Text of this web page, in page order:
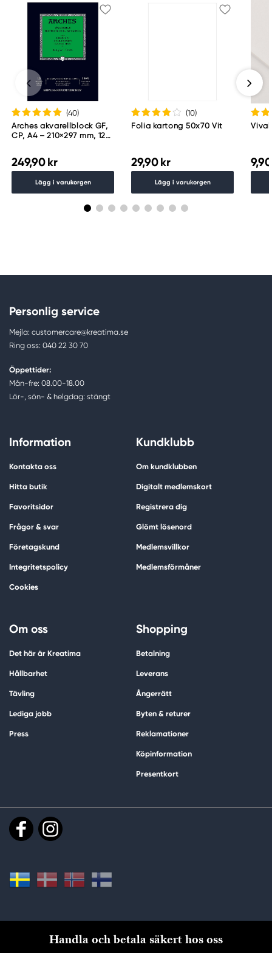
(40)
Arches akvarellblock GF,
CP, A4 – 210×297 mm, 12
249,90 kr
Lägg i varukorgen
(10)
Folia kartong 50x70 Vit
29,90 kr
Lägg i varukorgen
Personlig service
Mejla: customercare@kreatima.se
Ring oss: 040 22 30 70
Öppettider:
Mån-fre: 08.00-18.00
Lör-, sön- & helgdag: stängt
Information
Kontakta oss
Hitta butik
Favoritsidor
Frågor & svar
Företagskund
Integritetspolicy
Cookies
Kundklubb
Om kundklubben
Digitalt medlemskort
Registrera dig
Glömt lösenord
Medlemsvillkor
Medlemsförmåner
Om oss
Det här är Kreatima
Hållbarhet
Tävling
Lediga jobb
Press
Shopping
Betalning
Leverans
Ångerrätt
Byten & returer
Reklamationer
Köpinformation
Presentkort
Handla och betala säkert hos oss